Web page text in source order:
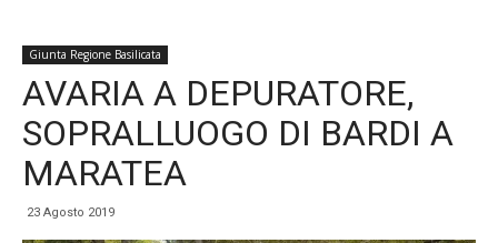
Giunta Regione Basilicata
AVARIA A DEPURATORE,
SOPRALLUOGO DI BARDI A
MARATEA
23 Agosto 2019